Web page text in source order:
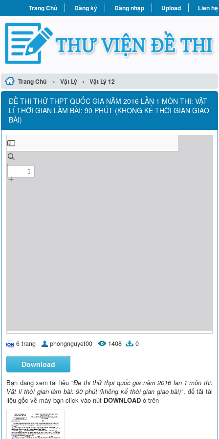
Trang Chủ Đăng ký Đăng nhập Upload Liên hệ
Trang Chủ › Vật Lý › Vật Lý 12
ÐỀ THI THỬ THPT QUỐC GIA NĂM 2016 LẦN 1 MÔN THI: VẬT
LÍ THỜI GIAN LÀM BÀI: 90 PHÚT (KHÔNG KỂ THỜI GIAN GIAO
BÀI)
6 trang phongnguyet00 1408 0
Download
Bạn đang xem tài liệu "Ðề thi thử thpt quốc gia năm 2016 lần 1 môn thi:
Vật lí thời gian làm bài: 90 phút (không kể thời gian giao bài)", để tải tài
liệu gốc về máy bạn click vào nút DOWNLOAD ở trên